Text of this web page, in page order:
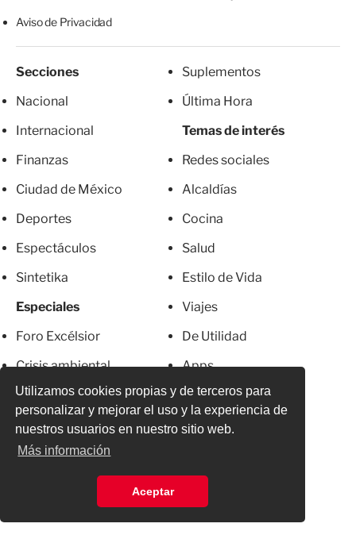
Utilizamos cookies propias y de terceros para
personalizar y mejorar el uso y la experiencia de
nuestros usuarios en nuestro sitio web.
Más información
Aceptar
Aviso de Privacidad
Secciones
Nacional
Internacional
Finanzas
Ciudad de México
Deportes
Espectáculos
Sintetika
Especiales
Foro Excélsior
Crisis ambiental
Franja de Gaza
Metro CDMX
El Chapo
Más Excelsior
Suplementos
Última Hora
Temas de interés
Redes sociales
Alcaldías
Cocina
Salud
Estilo de Vida
Viajes
De Utilidad
Apps
Servicios
Newsletter
Directorio
Suscripciones